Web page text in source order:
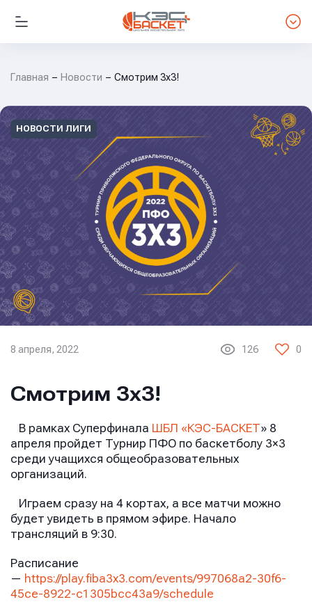
Главная Новости Смотрим 3х3!
НОВОСТИ ЛИГИ
8 апреля, 2022 126 0
Смотрим 3х3!
В рамках Суперфинала ШБЛ «КЭС-БАСКЕТ» 8
апреля пройдет Турнир ПФО по баскетболу 3×3
среди учащихся общеобразовательных
организаций.
Играем сразу на 4 кортах, а все матчи можно
будет увидеть в прямом эфире. Начало
трансляций в 9:30.
Расписание
— https://play.fiba3x3.com/events/997068a2-30f6-
45ce-8922-c1305bcc43a9/schedule